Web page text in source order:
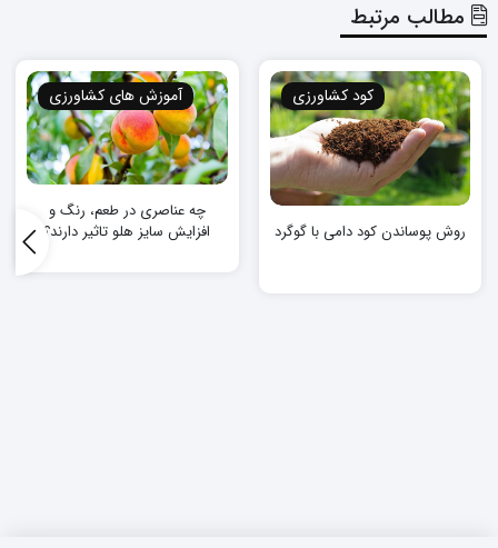
مطالب مرتبط
کود کشاورزی
روش پوساندن کود دامی با گوگرد
آموزش های کشاورزی
چه عناصری در طعم، رنگ و
افزایش سایز هلو تاثیر دارند؟